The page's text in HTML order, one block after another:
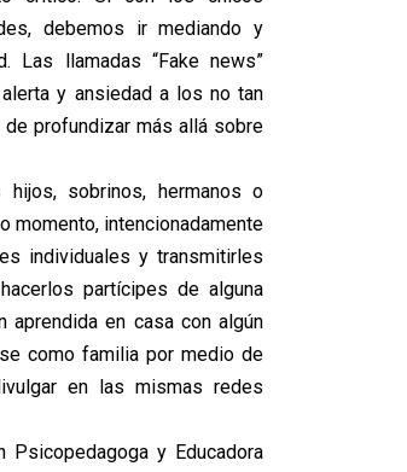
debemos ir mediando y
Las llamadas “Fake news”
y ansiedad a los no tan
profundizar más allá sobre
sobrinos, hermanos o
momento, intencionadamente
individuales y transmitirles
partícipes de alguna
aprendida en casa con algún
como familia por medio de
en las mismas redes
y Educadora